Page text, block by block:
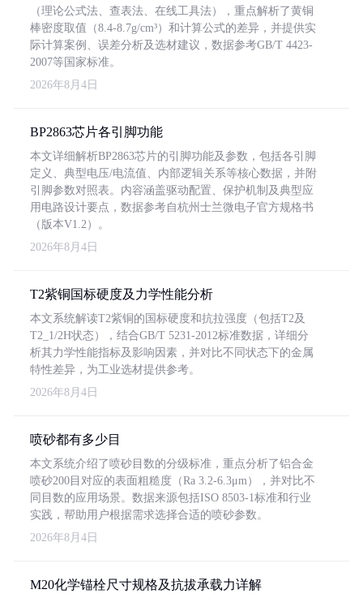
（理论公式法、查表法、在线工具法），重点解析了黄铜
棒密度取值（8.4-8.7g/cm³）和计算公式的差异，并提供实
际计算案例、误差分析及选材建议，数据参考GB/T 4423-
2007等国家标准。
2026年8月4日
BP2863芯片各引脚功能
本文详细解析BP2863芯片的引脚功能及参数，包括各引脚
定义、典型电压/电流值、内部逻辑关系等核心数据，并附
引脚参数对照表。内容涵盖驱动配置、保护机制及典型应
用电路设计要点，数据参考自杭州士兰微电子官方规格书
（版本V1.2）。
2026年8月4日
T2紫铜国标硬度及力学性能分析
本文系统解读T2紫铜的国标硬度和抗拉强度（包括T2及
T2_1/2H状态），结合GB/T 5231-2012标准数据，详细分
析其力学性能指标及影响因素，并对比不同状态下的金属
特性差异，为工业选材提供参考。
2026年8月4日
喷砂都有多少目
本文系统介绍了喷砂目数的分级标准，重点分析了铝合金
喷砂200目对应的表面粗糙度（Ra 3.2-6.3μm），并对比不
同目数的应用场景。数据来源包括ISO 8503-1标准和行业
实践，帮助用户根据需求选择合适的喷砂参数。
2026年8月4日
M20化学锚栓尺寸规格及抗拔承载力详解